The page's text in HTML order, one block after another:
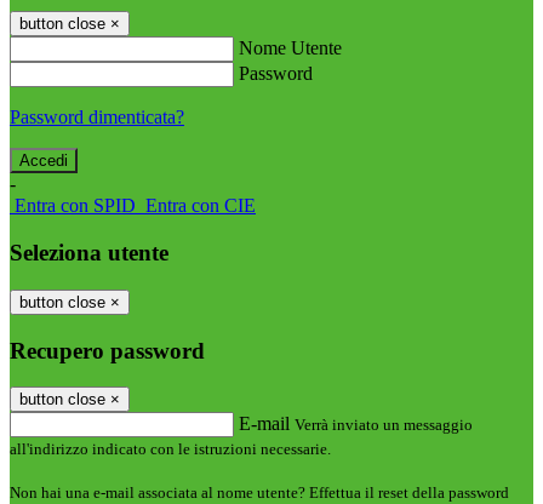
button close ×
Nome Utente
Password
Password dimenticata?
-
Entra con SPID Entra con CIE
Seleziona utente
button close ×
Recupero password
button close ×
E-mail Verrà inviato un messaggio
all'indirizzo indicato con le istruzioni necessarie.
Non hai una e-mail associata al nome utente? Effettua il reset della password